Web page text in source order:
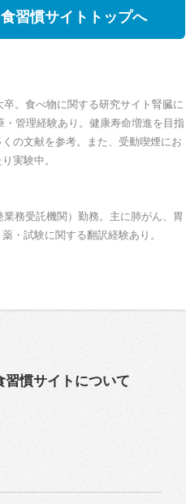
習慣サイトトップへ
。食べ物に関する研究サイト腎臓に
管理経験あり。健康寿命増進を目指
の文献を参考。また、受動喫煙にお
実験中。
務受託機関）勤務。主に肺がん、胃
・試験に関する翻訳経験あり。
慣サイトについて